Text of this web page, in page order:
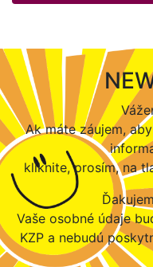
Ak máte záujem,
kliknite, prosím, na
Vaše osobné údaje
KZP a nebudú